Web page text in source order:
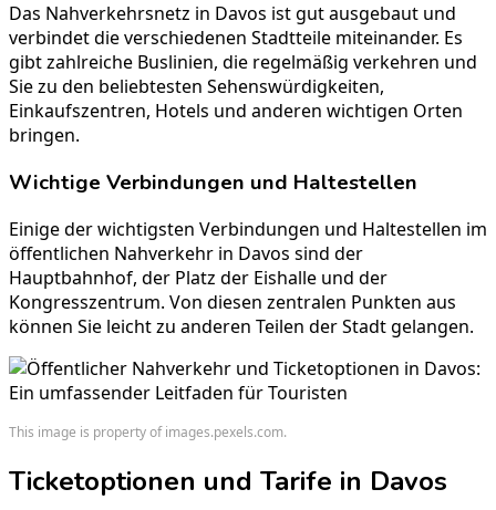
Das Nahverkehrsnetz in Davos ist gut ausgebaut und
verbindet die verschiedenen Stadtteile miteinander. Es
gibt zahlreiche Buslinien, die regelmäßig verkehren und
Sie zu den beliebtesten Sehenswürdigkeiten,
Einkaufszentren, Hotels und anderen wichtigen Orten
bringen.
Wichtige Verbindungen und Haltestellen
Einige der wichtigsten Verbindungen und Haltestellen im
öffentlichen Nahverkehr in Davos sind der
Hauptbahnhof, der Platz der Eishalle und der
Kongresszentrum. Von diesen zentralen Punkten aus
können Sie leicht zu anderen Teilen der Stadt gelangen.
This image is property of images.pexels.com.
Ticketoptionen und Tarife in Davos